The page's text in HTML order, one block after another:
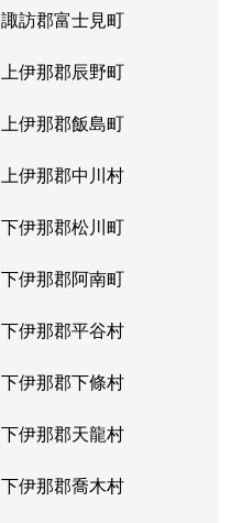
諏訪郡富士見町
上伊那郡辰野町
上伊那郡飯島町
上伊那郡中川村
下伊那郡松川町
下伊那郡阿南町
下伊那郡平谷村
下伊那郡下條村
下伊那郡天龍村
下伊那郡喬木村